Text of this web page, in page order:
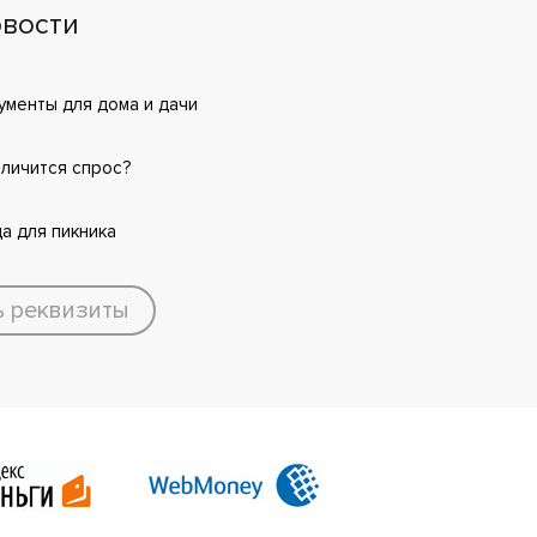
для дома и дачи
спрос?
для пикника
реквизиты